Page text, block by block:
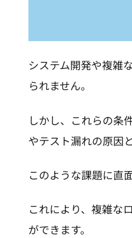
システム開発や複雑
られません。
しかし、これらの条
やテスト漏れの原因
このような課題に直
これにより、複雑な
ができます。